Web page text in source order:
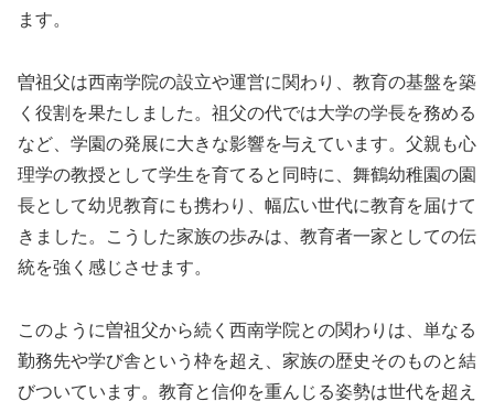
ます。
曽祖父は西南学院の設立や運営に関わり、教育の基盤を築
く役割を果たしました。祖父の代では大学の学長を務める
など、学園の発展に大きな影響を与えています。父親も心
理学の教授として学生を育てると同時に、舞鶴幼稚園の園
長として幼児教育にも携わり、幅広い世代に教育を届けて
きました。こうした家族の歩みは、教育者一家としての伝
統を強く感じさせます。
このように曽祖父から続く西南学院との関わりは、単なる
勤務先や学び舎という枠を超え、家族の歴史そのものと結
びついています。教育と信仰を重んじる姿勢は世代を超え